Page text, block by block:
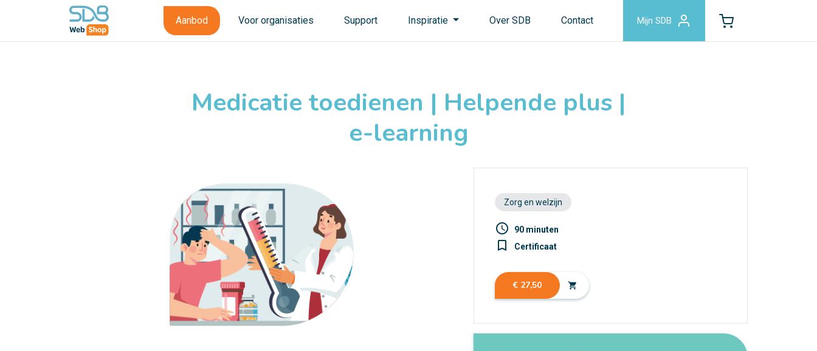
Aanbod Voor organisaties Support Inspiratie Over SDB Contact Mijn SDB
Medicatie toedienen | Helpende plus |
e-learning
Zorg en welzijn
access_time 90 minuten
turned_in_not Certificaat
€ 27,50 shopping_cart